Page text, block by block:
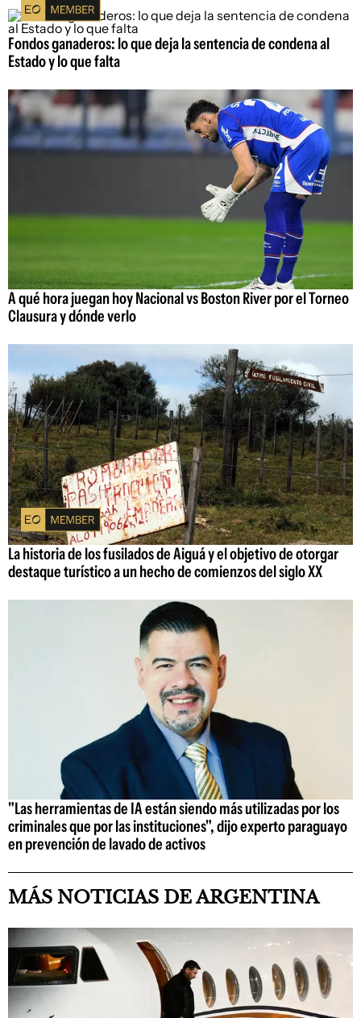
Fondos ganaderos: lo que deja la sentencia de condena al
Estado y lo que falta
A qué hora juegan hoy Nacional vs Boston River por el Torneo
Clausura y dónde verlo
La historia de los fusilados de Aiguá y el objetivo de otorgar
destaque turístico a un hecho de comienzos del siglo XX
"Las herramientas de IA están siendo más utilizadas por los
criminales que por las instituciones", dijo experto paraguayo
en prevención de lavado de activos
MÁS NOTICIAS DE ARGENTINA